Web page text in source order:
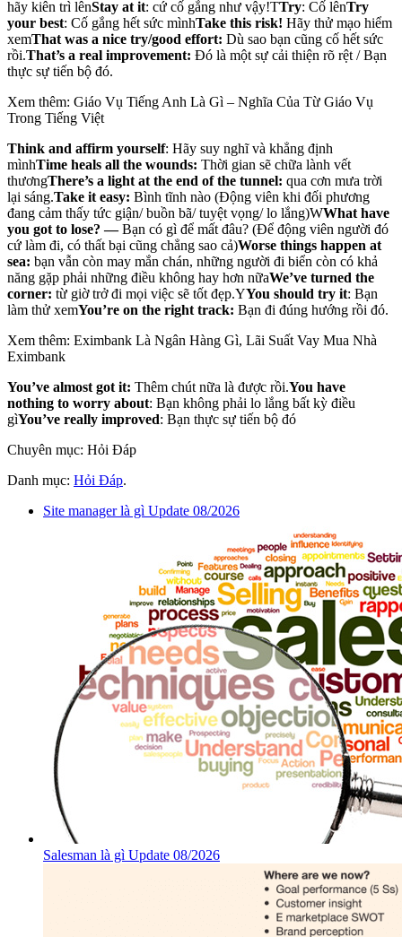
hãy kiên trì lênStay at it: cứ cố gắng như vậy!TTry: Cố lênTry
your best: Cố gắng hết sức mìnhTake this risk! Hãy thử mạo hiểm
xemThat was a nice try/good effort: Dù sao bạn cũng cố hết sức
rồi.That’s a real improvement: Đó là một sự cải thiện rõ rệt / Bạn
thực sự tiến bộ đó.
Xem thêm: Giáo Vụ Tiếng Anh Là Gì – Nghĩa Của Từ Giáo Vụ
Trong Tiếng Việt
Think and affirm yourself: Hãy suy nghĩ và khẳng định
mìnhTime heals all the wounds: Thời gian sẽ chữa lành vết
thươngThere’s a light at the end of the tunnel: qua cơn mưa trời
lại sáng.Take it easy: Bình tĩnh nào (Động viên khi đối phương
đang cảm thấy tức giận/ buồn bã/ tuyệt vọng/ lo lắng)WWhat have
you got to lose? —Bạn có gì để mất đâu? (Để động viên người đó
cứ làm đi, có thất bại cũng chẳng sao cả)Worse things happen at
sea: bạn vẫn còn may mắn chán, những người đi biển còn có khả
năng gặp phải những điều không hay hơn nữaWe’ve turned the
corner: từ giờ trở đi mọi việc sẽ tốt đẹp.YYou should try it: Bạn
làm thử xemYou’re on the right track: Bạn đi đúng hướng rồi đó.
Xem thêm: Eximbank Là Ngân Hàng Gì, Lãi Suất Vay Mua Nhà
Eximbank
You’ve almost got it: Thêm chút nữa là được rồi.You have
nothing to worry about: Bạn không phải lo lắng bất kỳ điều
gìYou’ve really improved: Bạn thực sự tiến bộ đó
Chuyên mục: Hỏi Đáp
Danh mục: Hỏi Đáp.
Site manager là gì Update 08/2026
Salesman là gì Update 08/2026